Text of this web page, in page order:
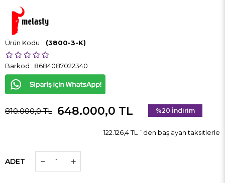
(3800-3-K)
Barkod : 8684087022340
810.000,0 TL 648.000,0 TL %20 İndirim
122.126,4 TL `den başlayan taksitlerle
ADET